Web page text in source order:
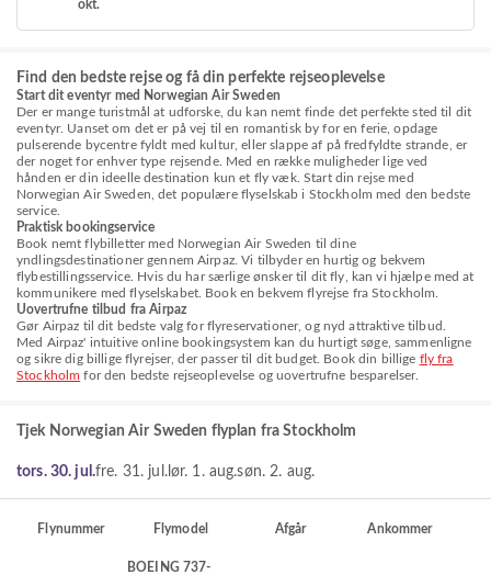
okt.
Find den bedste rejse og få din perfekte rejseoplevelse
Start dit eventyr med Norwegian Air Sweden
Der er mange turistmål at udforske, du kan nemt finde det perfekte sted til dit
eventyr. Uanset om det er på vej til en romantisk by for en ferie, opdage
pulserende bycentre fyldt med kultur, eller slappe af på fredfyldte strande, er
der noget for enhver type rejsende. Med en række muligheder lige ved
hånden er din ideelle destination kun et fly væk. Start din rejse med
Norwegian Air Sweden, det populære flyselskab i Stockholm med den bedste
service.
Praktisk bookingservice
Book nemt flybilletter med Norwegian Air Sweden til dine
yndlingsdestinationer gennem Airpaz. Vi tilbyder en hurtig og bekvem
flybestillingsservice. Hvis du har særlige ønsker til dit fly, kan vi hjælpe med at
kommunikere med flyselskabet. Book en bekvem flyrejse fra Stockholm.
Uovertrufne tilbud fra Airpaz
Gør Airpaz til dit bedste valg for flyreservationer, og nyd attraktive tilbud.
Med Airpaz' intuitive online bookingsystem kan du hurtigt søge, sammenligne
og sikre dig billige flyrejser, der passer til dit budget. Book din billige fly fra
Stockholm for den bedste rejseoplevelse og uovertrufne besparelser.
Tjek Norwegian Air Sweden flyplan fra Stockholm
tors. 30. jul.fre. 31. jul.lør. 1. aug.søn. 2. aug.
Flynummer Flymodel Afgår Ankommer
BOEING 737-